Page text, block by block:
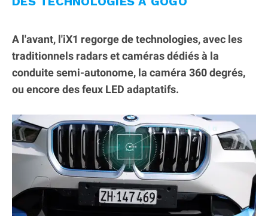
A l'avant, l'iX1 regorge de technologies, avec les
traditionnels radars et caméras dédiés à la
conduite semi-autonome, la caméra 360 degrés,
ou encore des feux LED adaptatifs.